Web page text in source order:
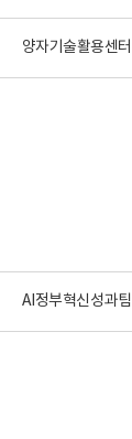
양자기술활용센터
AI정부혁신성과팀